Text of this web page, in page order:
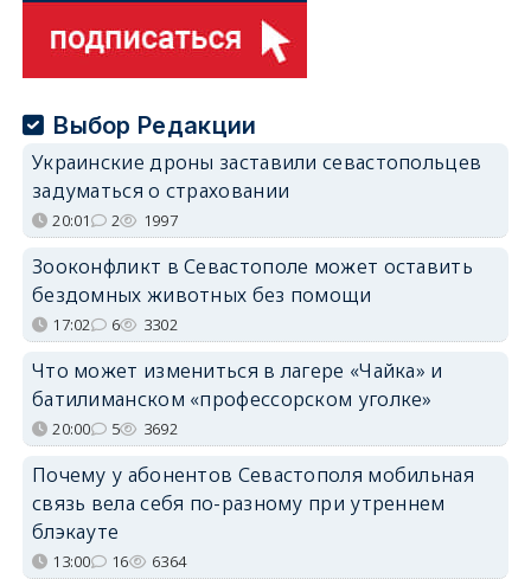
Выбор Редакции
Украинские дроны заставили севастопольцев
задуматься о страховании
20:01 2 1997
Зооконфликт в Севастополе может оставить
бездомных животных без помощи
17:02 6 3302
Что может измениться в лагере «Чайка» и
батилиманском «профессорском уголке»
20:00 5 3692
Почему у абонентов Севастополя мобильная
связь вела себя по-разному при утреннем
блэкауте
13:00 16 6364